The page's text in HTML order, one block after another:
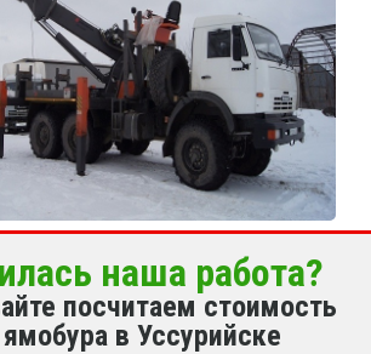
наша работа?
посчитаем стоимость
ямобура в Уссурийске